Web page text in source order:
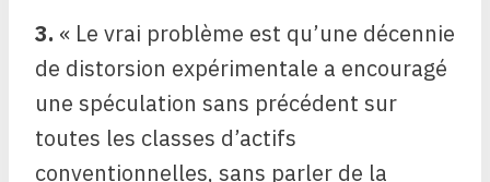
3. « Le vrai problème est qu’une décennie
de distorsion expérimentale a encouragé
une spéculation sans précédent sur
toutes les classes d’actifs
conventionnelles, sans parler de la